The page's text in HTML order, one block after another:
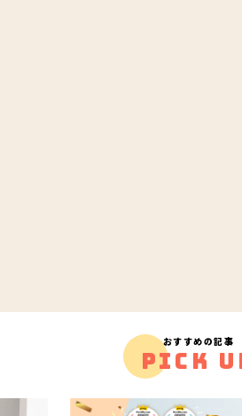
おすすめの記事
PICK